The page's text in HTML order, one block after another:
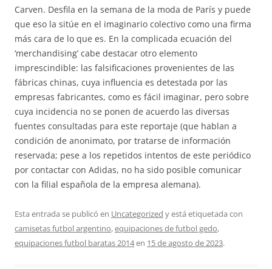
Carven. Desfila en la semana de la moda de París y puede
que eso la sitúe en el imaginario colectivo como una firma
más cara de lo que es. En la complicada ecuación del
‘merchandising’ cabe destacar otro elemento
imprescindible: las falsificaciones provenientes de las
fábricas chinas, cuya influencia es detestada por las
empresas fabricantes, como es fácil imaginar, pero sobre
cuya incidencia no se ponen de acuerdo las diversas
fuentes consultadas para este reportaje (que hablan a
condición de anonimato, por tratarse de información
reservada; pese a los repetidos intentos de este periódico
por contactar con Adidas, no ha sido posible comunicar
con la filial española de la empresa alemana).
Esta entrada se publicó en Uncategorized y está etiquetada con
camisetas futbol argentino,equipaciones de futbol gedo,
equipaciones futbol baratas 2014en 15 de agosto de 2023.